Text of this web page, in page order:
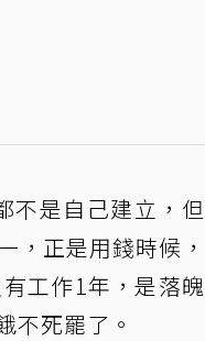
不是自己建立，但
，正是用錢時候，
工作1年，是落魄
不死罷了。